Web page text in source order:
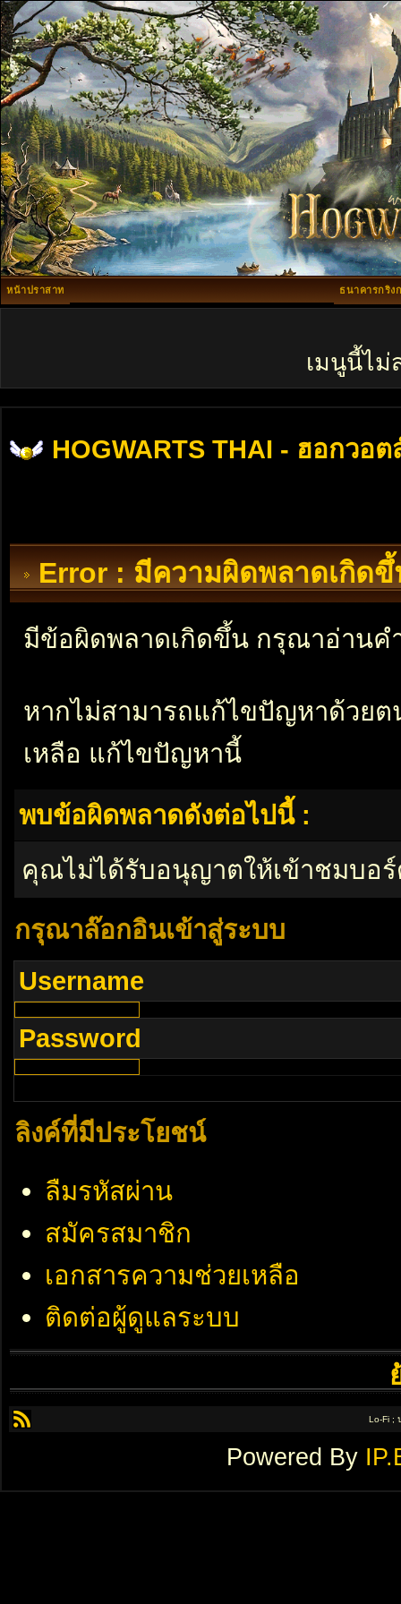
หน้าปราสาท ธนาคารกริง
เมนูนี้ไม่
HOGWARTS THAI - ฮอกวอต
Error : มีความผิดพลาดเกิดขึ้
มีข้อผิดพลาดเกิดขึ้น กรุณาอ่านค
หากไม่สามารถแก้ไขปัญหาด้วย
เหลือ แก้ไขปัญหานี้
พบข้อผิดพลาดดังต่อไปนี้ :
คุณไม่ได้รับอนุญาตให้เข้าชมบอ
กรุณาล๊อกอินเข้าสู่ระบบ
Username
Password
ลิงค์ที่มีประโยชน์
ลืมรหัสผ่าน
สมัครสมาชิก
เอกสารความช่วยเหลือ
ติดต่อผู้ดูแลระบบ
Lo-Fi ;
Powered By